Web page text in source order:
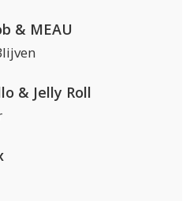
& MEAU
& Jelly Roll